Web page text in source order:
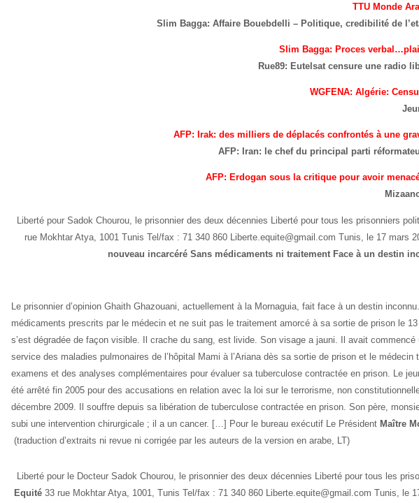
TTU Monde
Slim Bagga: Affaire Bouebdelli – Politique, credibilité de
Slim Bagga: Proces
Rue89: Eutelsat censure une radio
WGFENA: Algérie:
AFP: Irak: des milliers de déplacés confrontés à une
AFP: Iran: le chef du principal parti
AFP: Erdogan sous la critique pour avoir
Liberté pour Sadok Chourou, le prisonnier des deux décennies Liberté pour tous les prisonniers
rue Mokhtar Atya, 1001 Tunis Tel/fax : 71 340 860 Liberte.equite@gmail.com Tunis, le 17 mars
nouveau incarcéré Sans médicaments ni traitement Face à un destin
Le prisonnier d’opinion Ghaith Ghazouani, actuellement à la Mornaguia, fait face à un destin
médicaments prescrits par le médecin et ne suit pas le traitement amorcé à sa sortie de prison le
s’est dégradée de façon visible. Il crache du sang, est livide. Son visage a jauni. Il avait
service des maladies pulmonaires de l’hôpital Mami à l’Ariana dès sa sortie de prison et le
examens et des analyses complémentaires pour évaluer sa tuberculose contractée en prison. Le
été arrêté fin 2005 pour des accusations en relation avec la loi sur le terrorisme, non
décembre 2009. Il souffre depuis sa libération de tuberculose contractée en prison. Son père,
subi une intervention chirurgicale ; il a un cancer. […] Pour le bureau exécutif Le Président Maître
(traduction d’extraits ni revue ni corrigée par les auteurs de la version en arabe, LT)
Liberté pour le Docteur Sadok Chourou, le prisonnier des deux décennies Liberté pour tous les
Equité 33 rue Mokhtar Atya, 1001, Tunis Tel/fax : 71 340 860 Liberte.equite@gmail.com Tunis, le